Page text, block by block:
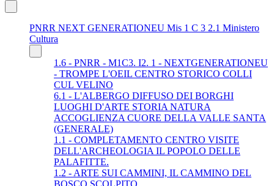
PNRR NEXT GENERATIONEU Mis 1 C 3 2.1 Ministero
Cultura
1.6 - PNRR - M1C3. I2. 1 - NEXTGENERATIONEU
- TROMPE L'OEIL CENTRO STORICO COLLI
CUL VELINO
6.1 - L'ALBERGO DIFFUSO DEI BORGHI
LUOGHI D'ARTE STORIA NATURA
ACCOGLIENZA CUORE DELLA VALLE SANTA
(GENERALE)
1.1 - COMPLETAMENTO CENTRO VISITE
DELL'ARCHEOLOGIA IL POPOLO DELLE
PALAFITTE.
1.2 - ARTE SUI CAMMINI, IL CAMMINO DEL
BOSCO SCOLPITO